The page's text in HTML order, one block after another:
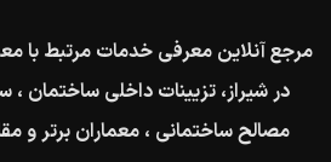
مرجع آنلاین معرفی خدمات مرتبط با
در شیراز، تزیینات داخلی ساختمان
مصالح ساختمانی ، معماران برتر و